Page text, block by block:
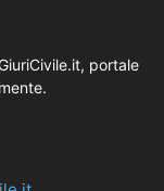
portale